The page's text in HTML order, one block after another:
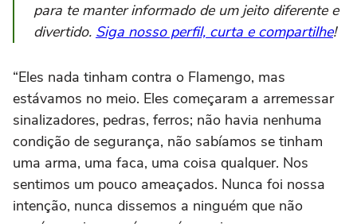
para te manter informado de um jeito diferente e
divertido. Siga nosso perfil, curta e compartilhe!
“Eles nada tinham contra o Flamengo, mas
estávamos no meio. Eles começaram a arremessar
sinalizadores, pedras, ferros; não havia nenhuma
condição de segurança, não sabíamos se tinham
uma arma, uma faca, uma coisa qualquer. Nos
sentimos um pouco ameaçados. Nunca foi nossa
intenção, nunca dissemos a ninguém que não